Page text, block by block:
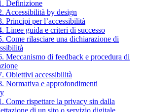
Definizione
Accessibilità by design
Principi per l’accessibilità
Linee guida e criteri di successo
Come rilasciare una dichiarazione di
Meccanismo di feedback e procedura di
Obiettivi accessibilità
Normativa e approfondimenti
Come rispettare la privacy sin dalla
di un sito o servizio digitale